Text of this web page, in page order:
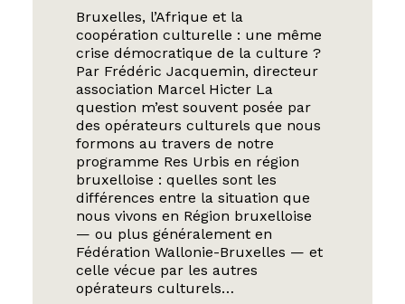
Bruxelles, l’Afrique et la
coopération culturelle : une même
crise démocratique de la culture ?
Par Frédéric Jacquemin, directeur
association Marcel Hicter La
question m’est souvent posée par
des opérateurs culturels que nous
formons au travers de notre
programme Res Urbis en région
bruxelloise : quelles sont les
différences entre la situation que
nous vivons en Région bruxelloise
— ou plus généralement en
Fédération Wallonie-Bruxelles — et
celle vécue par les autres
opérateurs culturels…